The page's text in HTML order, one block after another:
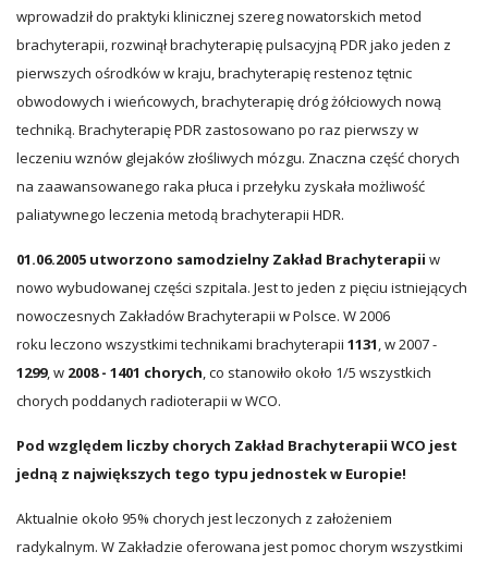
wprowadził do praktyki klinicznej szereg nowatorskich metod
brachyterapii, rozwinął brachyterapię pulsacyjną PDR jako jeden z
pierwszych ośrodków w kraju, brachyterapię restenoz tętnic
obwodowych i wieńcowych, brachyterapię dróg żółciowych nową
techniką. Brachyterapię PDR zastosowano po raz pierwszy w
leczeniu wznów glejaków złośliwych mózgu. Znaczna część chorych
na zaawansowanego raka płuca i przełyku zyskała możliwość
paliatywnego leczenia metodą brachyterapii HDR.
01.06.2005 utworzono samodzielny Zakład Brachyterapii w
nowo wybudowanej części szpitala. Jest to jeden z pięciu istniejących
nowoczesnych Zakładów Brachyterapii w Polsce. W 2006
roku leczono wszystkimi technikami brachyterapii 1131, w 2007 -
1299, w 2008 - 1401 chorych, co stanowiło około 1/5 wszystkich
chorych poddanych radioterapii w WCO.
Pod względem liczby chorych Zakład Brachyterapii WCO jest
jedną z największych tego typu jednostek w Europie!
Aktualnie około 95% chorych jest leczonych z założeniem
radykalnym. W Zakładzie oferowana jest pomoc chorym wszystkimi